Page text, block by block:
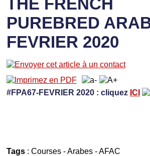
THE FRENCH
PUREBRED
FEVRIER 2020
#FPA67-FEVRIER 2020 : cliquez ICI
Tags: Courses-Arabes-AFAC